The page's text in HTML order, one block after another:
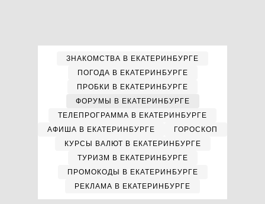
ЗНАКОМСТВА В ЕКАТЕРИНБУРГЕ
ПОГОДА В ЕКАТЕРИНБУРГЕ
ПРОБКИ В ЕКАТЕРИНБУРГЕ
ФОРУМЫ В ЕКАТЕРИНБУРГЕ
ТЕЛЕПРОГРАММА В ЕКАТЕРИНБУРГЕ
АФИША В ЕКАТЕРИНБУРГЕ
ГОРОСКОП
КУРСЫ ВАЛЮТ В ЕКАТЕРИНБУРГЕ
ТУРИЗМ В ЕКАТЕРИНБУРГЕ
ПРОМОКОДЫ В ЕКАТЕРИНБУРГЕ
РЕКЛАМА В ЕКАТЕРИНБУРГЕ